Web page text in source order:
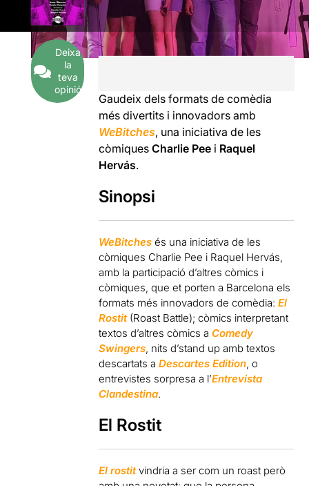
Deixa
la
teva
opinió
Gaudeix dels formats de comèdia
més divertits i innovadors amb
WeBitches, una iniciativa de les
còmiquesCharlie Pee i Raquel
Hervás.
Sinopsi
WeBitches és una iniciativa de les
còmiques Charlie Pee i Raquel Hervás,
amb la participació d’altres còmics i
còmiques, que et porten a Barcelona els
formats més innovadors de comèdia:El
Rostit (Roast Battle); còmics interpretant
textos d’altres còmics aComedy
Swingers, nits d’stand up amb textos
descartats aDescartes Edition, o
entrevistes sorpresa a l’Entrevista
Clandestina.
El Rostit
El rostitvindria a ser com un roast però